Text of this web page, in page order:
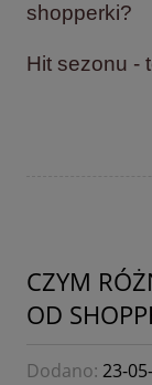
shopperki?
Hit sezonu -
CZYM
OD
Dodano: 23-